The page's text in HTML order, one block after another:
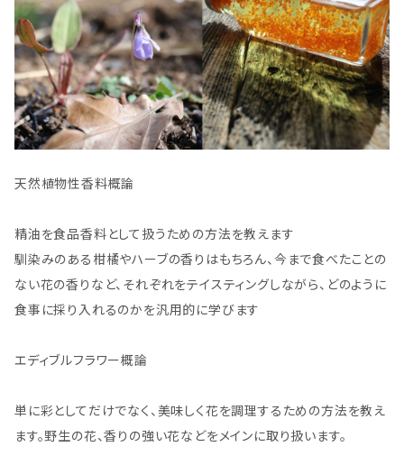
天然植物性香料概論
精油を食品香料として扱うための方法を教えます
馴染みのある柑橘やハーブの香りはもちろん、今まで食べたことの
ない花の香りなど、それぞれをテイスティングしながら、どのように
食事に採り入れるのかを汎用的に学びます
エディブルフラワー概論
単に彩としてだけでなく、美味しく花を調理するための方法を教え
ます。野生の花、香りの強い花などをメインに取り扱います。